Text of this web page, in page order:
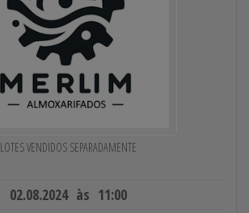
LOTES VENDIDOS SEPARADAMENTE
02.08.2024 às 11:00